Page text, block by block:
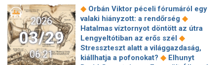
MI AZ A ROBOT PODCAST?Viktor Facebookozni tanított a
stratégiai eligazításon◆
Jámbor
András posztolt egy volt rendőr
századosról, aki szerint a
kormánynak kedves statisztikákat kell
gyártani ◆ Szlovákia megfenyegette
2026
03/29
06:21
◆ Orbán Viktor péceli fórumáról egy
valaki hiányzott: a rendőrség ◆
Hatalmas víztornyot döntött az útra
Lengyeltótiban az erős szél ◆
Stresszteszt alatt a világgazdaság,
kiállhatja a pofonokat? ◆ Elhunyt